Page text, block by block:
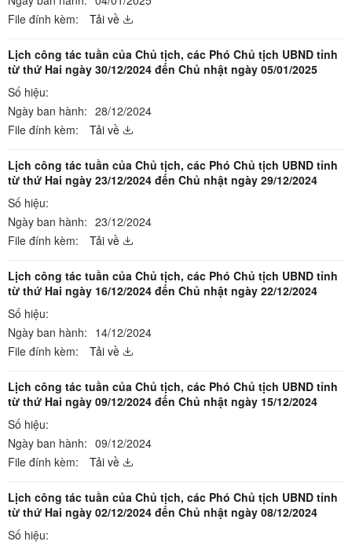
File đính kèm:
Tải về
Lịch công tác tuần của Chủ tịch, các Phó Chủ tịch UBND tỉnh
từ thứ Hai ngày 30/12/2024 đến Chủ nhật ngày 05/01/2025
Số hiệu:
Ngày ban hành: 28/12/2024
File đính kèm:
Tải về
Lịch công tác tuần của Chủ tịch, các Phó Chủ tịch UBND tỉnh
từ thứ Hai ngày 23/12/2024 đến Chủ nhật ngày 29/12/2024
Số hiệu:
Ngày ban hành: 23/12/2024
File đính kèm:
Tải về
Lịch công tác tuần của Chủ tịch, các Phó Chủ tịch UBND tỉnh
từ thứ Hai ngày 16/12/2024 đến Chủ nhật ngày 22/12/2024
Số hiệu:
Ngày ban hành: 14/12/2024
File đính kèm:
Tải về
Lịch công tác tuần của Chủ tịch, các Phó Chủ tịch UBND tỉnh
từ thứ Hai ngày 09/12/2024 đến Chủ nhật ngày 15/12/2024
Số hiệu:
Ngày ban hành: 09/12/2024
File đính kèm:
Tải về
Lịch công tác tuần của Chủ tịch, các Phó Chủ tịch UBND tỉnh
từ thứ Hai ngày 02/12/2024 đến Chủ nhật ngày 08/12/2024
Số hiệu: